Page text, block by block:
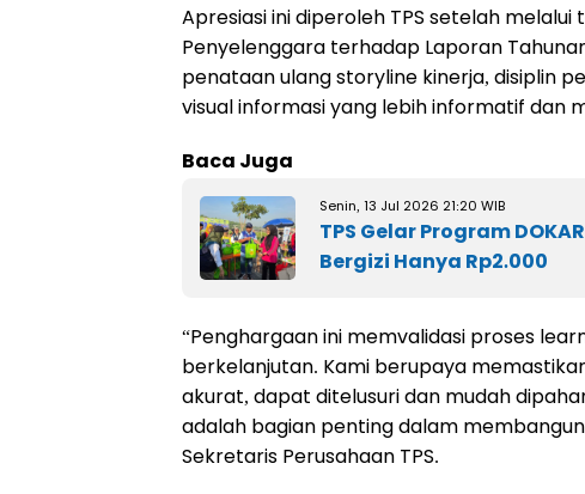
Apresiasi ini diperoleh TPS setelah
Penyelenggara terhadap Laporan
penataan ulang storyline kinerja, disiplin
visual informasi yang lebih informatif dan
Baca Juga
Senin, 13 Jul 2026 21:20 WIB
TPS Gelar Program
Bergizi Hanya Rp2.000
“Penghargaan ini memvalidasi proses
berkelanjutan. Kami berupaya
akurat, dapat ditelusuri dan mudah
adalah bagian penting dalam
Sekretaris Perusahaan TPS.